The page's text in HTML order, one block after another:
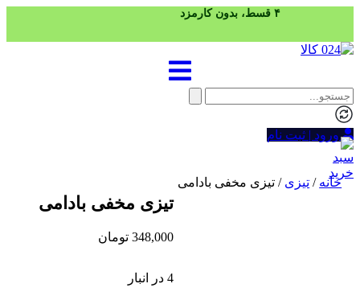
۴ قسط، بدون کارمزد
ورود | ثبت نام
خانه / تیزی / تیزی مخفی بادامی
تیزی مخفی بادامی
348,000 تومان
4 در انبار